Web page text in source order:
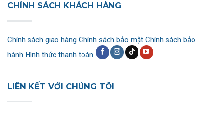
CHÍNH SÁCH KHÁCH HÀNG
Chính sách giao hàng Chính sách bảo mật Chính sách bảo
hành Hình thức thanh toán
LIÊN KẾT VỚI CHÚNG TÔI